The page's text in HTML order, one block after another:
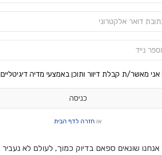
אני מאשר/ת קבלת דיוור ותוכן באמצעי מדיה דיגיטליים
או חזרה לדף הבית
אנחנו שונאים ספאם בדיוק כמוך, לעולם לא נעביר